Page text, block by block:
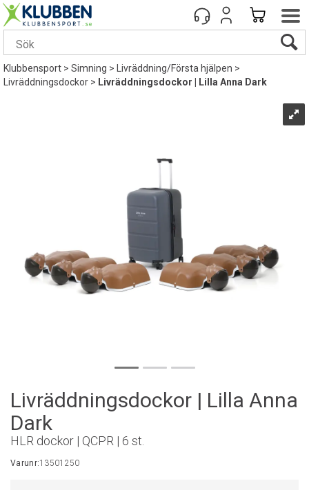
Klubbensport>Simning> Livräddning/Första hjälpen>
Livräddningsdockor> Livräddningsdockor | Lilla Anna Dark
Livräddningsdockor | Lilla Anna
Dark
HLR dockor | QCPR | 6 st.
Varunr:13501250